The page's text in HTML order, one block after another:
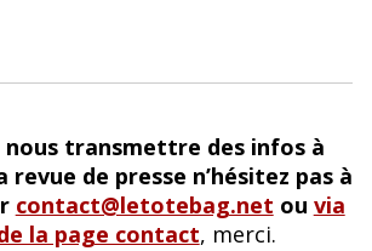
nous transmettre des infos à
revue de presse n’hésitez pas à
contact@letotebag.net ou via
la page contact, merci.